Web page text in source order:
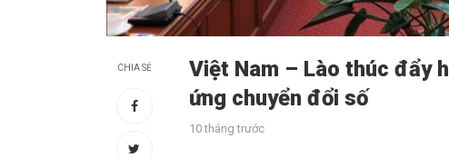
CHIA SẺ
Việt Nam – Lào thúc đẩy
ứng chuyển đổi số
10 tháng trước